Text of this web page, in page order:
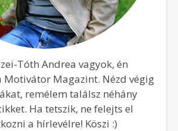
Tóth Andrea vagyok, én
Motivátor Magazint. Nézd végig
remélem találsz néhány
Ha tetszik, ne felejts el
a hírlevélre! Köszi :)